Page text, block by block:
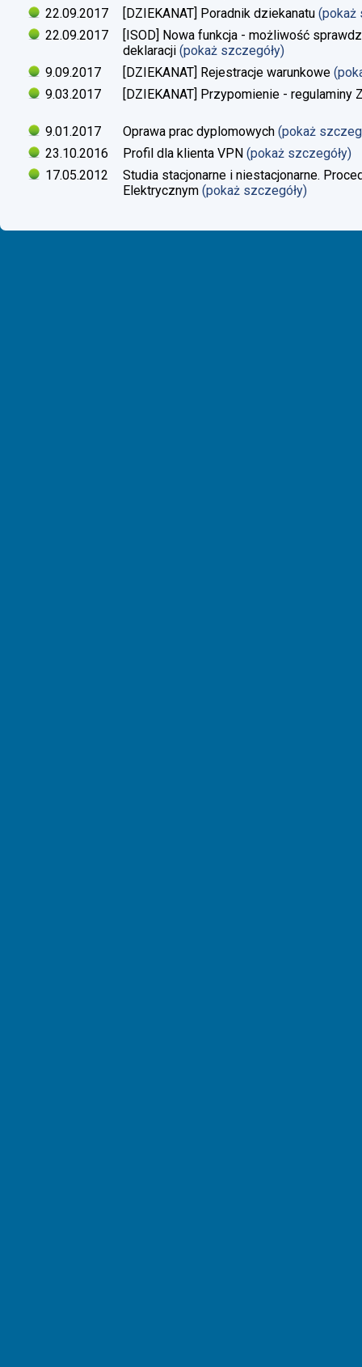
22.09.2017
[DZIEKANAT] Poradnik dziekanatu (pokaż
22.09.2017
[ISOD] Nowa funkcja - możliwość
deklaracji (pokaż szczegóły)
9.09.2017
[DZIEKANAT] Rejestracje warunkowe
9.03.2017
[DZIEKANAT] Przypomienie - regulaminy
9.01.2017 Oprawa prac dyplomowych (pokaż
23.10.2016
Profil dla klienta VPN (pokaż szczegóły)
17.05.2012
Studia stacjonarne i niestacjonarne.
Elektrycznym (pokaż szczegóły)